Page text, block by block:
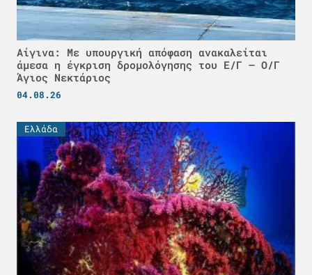
Αίγινα: Με υπουργική απόφαση ανακαλείται
άμεσα η έγκριση δρομολόγησης του Ε/Γ – Ο/Γ
Άγιος Νεκτάριος
04.08.26
Ελλάδα